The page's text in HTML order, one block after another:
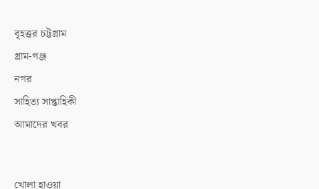
বৃহত্তর চট্টগ্রাম
গ্রাম-গঞ্জ
নগর
সাহিত্য সাপ্তাহিকী
আমাদের খবর
খোলা হাওয়া